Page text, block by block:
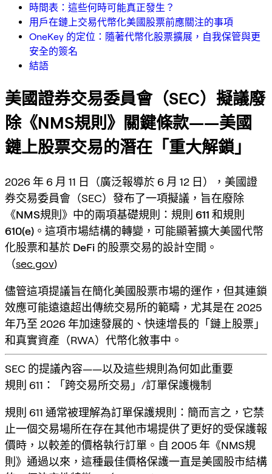
時間表：這些何時可能真正發生？
用戶在鏈上交易代幣化美國股票前應關注的事項
OneKey 的定位：隨著代幣化股票擴展，自我保管與更
安全的簽名
結語
美國證券交易委員會（SEC）擬議廢
除《NMS規則》關鍵條款——美國
鏈上股票交易的潛在「重大解鎖」
2026 年 6 月 11 日（廣泛報導於 6 月 12 日），美國證
券交易委員會（SEC）發布了一項擬議，旨在廢除
《NMS規則》中的兩項基礎規則：規則 611 和規則
610(e) 。這項市場結構的轉變，可能顯著擴大美國代幣
化股票和基於 DeFi 的股票交易的設計空間。
（sec.gov)
儘管這項提議旨在簡化美國股票市場的運作，但其連鎖
效應可能遠遠超出傳統交易所的範疇，尤其是在 2025
年乃至 2026 年加速發展的、快速增長的「鏈上股票」
和真實資產（RWA）代幣化敘事中。
SEC 的提議內容——以及這些規則為何如此重要
規則 611：「跨交易所交易」/訂單保護機制
規則 611 通常被理解為訂單保護規則
：簡而言之，它禁
止一個交易場所在存在其他市場提供了更好的受保護報
價時，以較差的價格執行訂單。自 2005 年《NMS規
則》通過以來，這種最佳價格保護一直是美國股市結構